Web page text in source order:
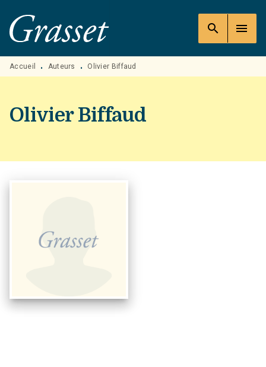
MENU RECHERCHE
PIED DE PAGE
search menu
Accueil • Auteurs • Olivier Biffaud
Olivier Biffaud